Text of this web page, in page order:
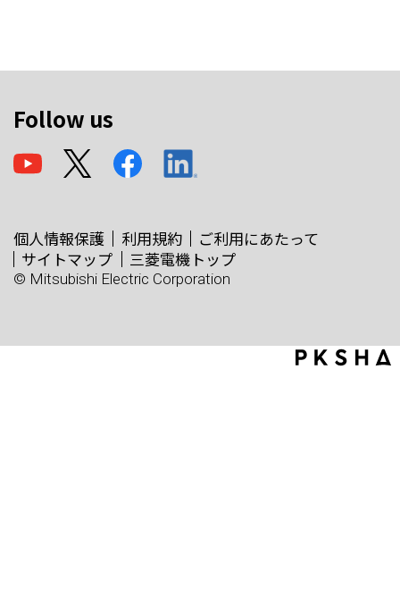
Follow us
個人情報保護 利用規約
ご利用にあたって
サイトマップ
三菱電機トップ
© Mitsubishi Electric Corporation